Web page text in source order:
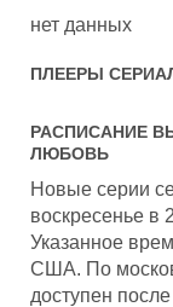
нет данных
ПЛЕЕРЫ
РАСПИСАНИЕ
ЛЮБОВЬ
Новые серии
воскресенье в
Указанное
США. По
доступен